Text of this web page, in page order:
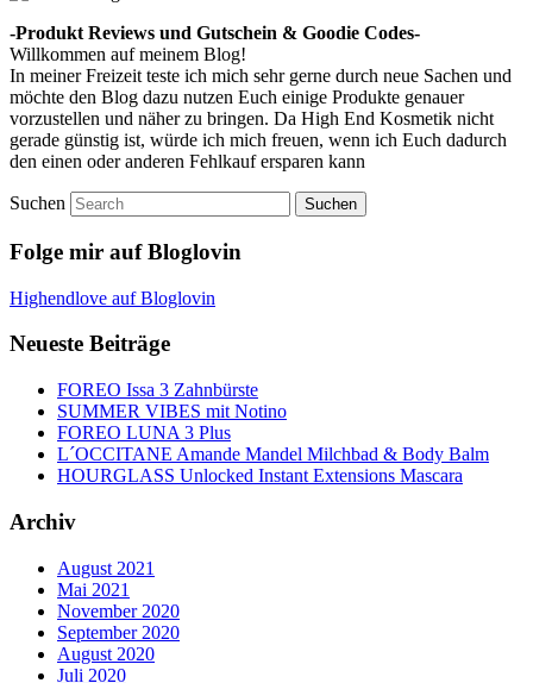
-Produkt Reviews und Gutschein & Goodie Codes-
Willkommen auf meinem Blog!
In meiner Freizeit teste ich mich sehr gerne durch neue Sachen und
möchte den Blog dazu nutzen Euch einige Produkte genauer
vorzustellen und näher zu bringen. Da High End Kosmetik nicht
gerade günstig ist, würde ich mich freuen, wenn ich Euch dadurch
den einen oder anderen Fehlkauf ersparen kann
Suchen
Folge mir auf Bloglovin
Highendlove auf Bloglovin
Neueste Beiträge
FOREO Issa 3 Zahnbürste
SUMMER VIBES mit Notino
FOREO LUNA 3 Plus
L´OCCITANE Amande Mandel Milchbad & Body Balm
HOURGLASS Unlocked Instant Extensions Mascara
Archiv
August 2021
Mai 2021
November 2020
September 2020
August 2020
Juli 2020